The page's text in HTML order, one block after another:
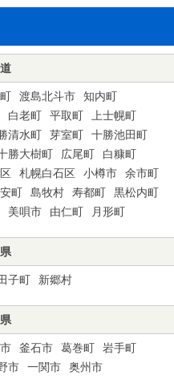
渡島北斗市
知内町
白老町 平取町
上士幌町
清水町 芽室町
十勝池田町
勝大樹町 広尾町
白糠町
札幌白石区 小樽市
余市町
町 島牧村 寿都町
黒松内町
美唄市 由仁町 月形町
子町 新郷村
釜石市 葛巻町
岩手町
市 一関市 奥州市